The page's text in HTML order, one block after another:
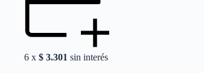
6 x $ 3.301 sin interés